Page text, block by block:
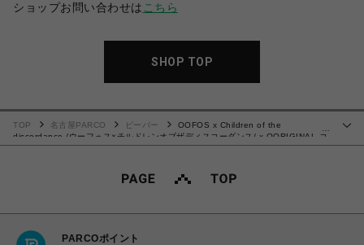
ショップお問い合わせは こちら
SHOP TOP
…
TOP 名古屋PARCO ビーバー
OOFOS x Children of the
discordance /ウーフォス×チルドレンオブザディスコーダンス/ x OORIGINAL コ
ラボ ウーオリジナル サンダル
PARCOポイント